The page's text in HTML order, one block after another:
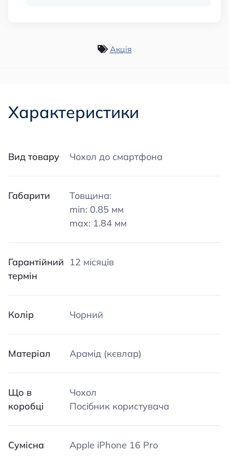
Акція
Характеристики
Вид товару Чохол до смартфона
Габарити
Товщина:
min: 0.85 мм
max: 1.84 мм
Гарантійний
термін
12 місяців
Колір Чорний
Матеріал Арамід (кєвлар)
Що в
коробці
Чохол
Посібник користувача
Сумісна
Apple iPhone 16 Pro